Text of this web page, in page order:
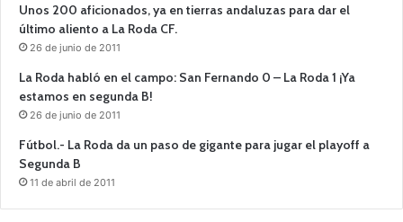
Unos 200 aficionados, ya en tierras andaluzas para dar el
último aliento a La Roda CF.
26 de junio de 2011
La Roda habló en el campo: San Fernando 0 – La Roda 1 ¡Ya
estamos en segunda B!
26 de junio de 2011
Fútbol.- La Roda da un paso de gigante para jugar el playoff a
Segunda B
11 de abril de 2011